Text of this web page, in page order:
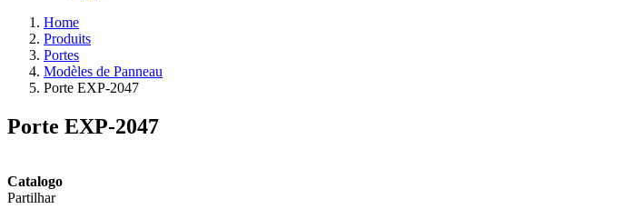
Home
Produits
Portes
Modèles de Panneau
Porte EXP-2047
Porte EXP-2047
Catalogo
Partilhar